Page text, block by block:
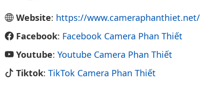
Website: https://www.cameraphanthiet.net/
Facebook: Facebook Camera Phan Thiết
Youtube: Youtube Camera Phan Thiết
Tiktok: TikTok Camera Phan Thiết